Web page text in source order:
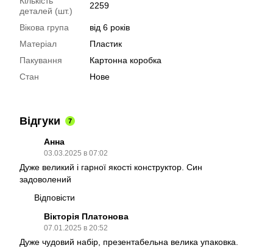
деталей (шт.)
2259
Вікова група
від 6 років
Матеріал
Пластик
Пакування
Картонна коробка
Стан
Нове
Відгуки 7
Анна
03.03.2025 в 07:02
Дуже великий і гарної якості конструктор. Син
задоволений
Відповісти
Вікторія Платонова
07.01.2025 в 20:52
Дуже чудовий набір, презентабельна велика упаковка.